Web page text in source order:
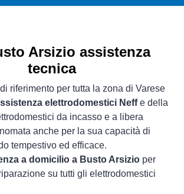
Arsizio assistenza
tecnica
riferimento per tutta la zona di Varese
elettrodomestici Neffe della
da incasso e a libera
anche per la sua capacità di
tempestivo ed efficace.
a domicilio a Busto Arsizio per
su tutti gli elettrodomestici